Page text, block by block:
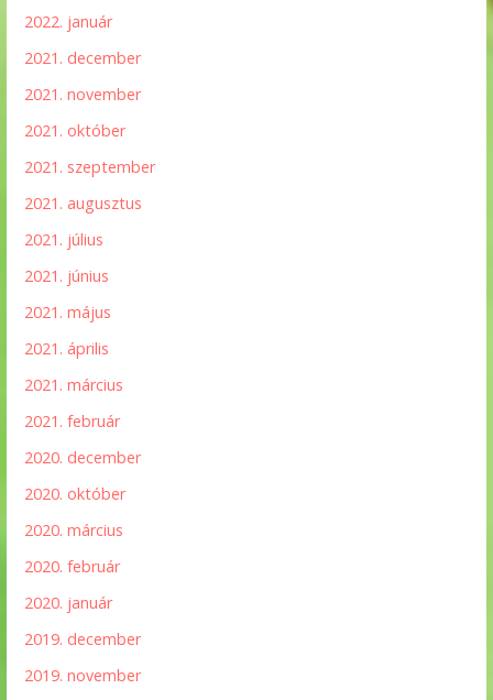
2022. január
2021. december
2021. november
2021. október
2021. szeptember
2021. augusztus
2021. július
2021. június
2021. május
2021. április
2021. március
2021. február
2020. december
2020. október
2020. március
2020. február
2020. január
2019. december
2019. november